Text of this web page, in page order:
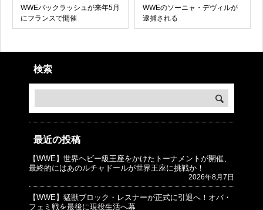
WWEバックラッシュが来年5月
にフランスで開催
WWEのソーニャ・デヴィルが
逮捕される
検索
最近の投稿
【WWE】世界ヘビー級王座をかけたトーナメントが開催、
最終的にはあのルチャドールが世界王座に挑戦か！
2026年8月7日
【WWE】猛獣ブロック・レスナーが正式に引退へ！オバ・
フェミ戦を最後に現役生活へ幕
© プロレスJunkie ～WWEの最新情報 USA～